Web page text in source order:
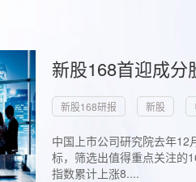
新股168首迎成
新股168研报 新股
中国上市公司研究院去年
标，筛选出值得重点关注的
指数累计上涨8....